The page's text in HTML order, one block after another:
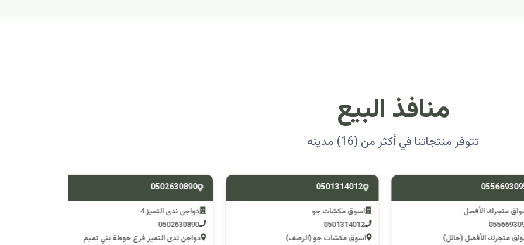
منافذ البيع
تتوفر منتجاتنا في أكثر من (16) مدينه
متجرك الأفضل
متجرك الأفضل (حائل)
0501314012
اسوق مكشات جو
0501314012
اسوق مكشات جو (الرصف)
0502630890
دواجن ندى التميز 4
0502630890
دواجن ندى التميز فرع حوطة بني تميم